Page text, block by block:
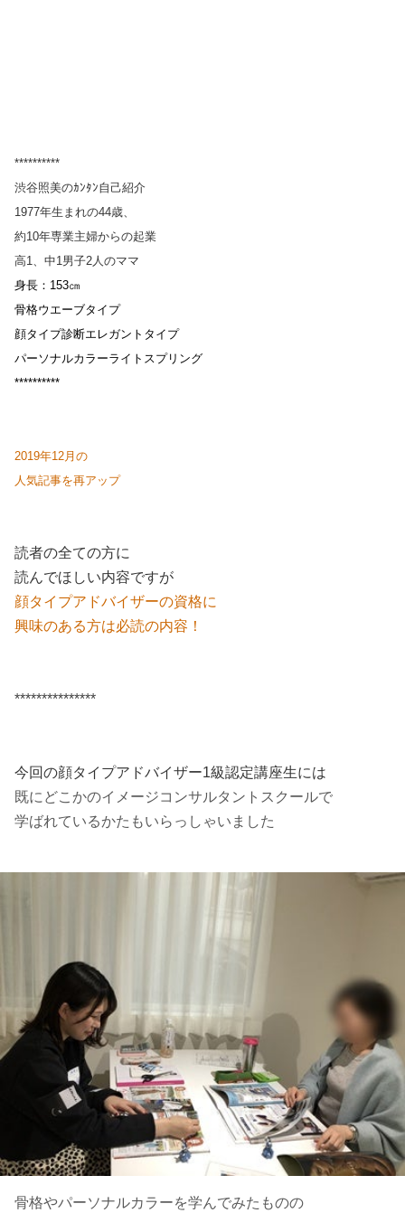
**********
渋谷照美のｶﾝﾀﾝ自己紹介
1977年生まれの44歳、
約10年専業主婦からの起業
高1、中1男子2人のママ
身長：153㎝
骨格ウエーブタイプ
顔タイプ診断エレガントタイプ
パーソナルカラーライトスプリング
**********
2019年12月の
人気記事を再アップ
読者の全ての方に
読んでほしい内容ですが
顔タイプアドバイザーの資格に
興味のある方は必読の内容！
***************
今回の顔タイプアドバイザー1級認定講座生には
既にどこかのイメージコンサルタントスクールで
学ばれているかたもいらっしゃいました
骨格やパーソナルカラーを学んでみたものの